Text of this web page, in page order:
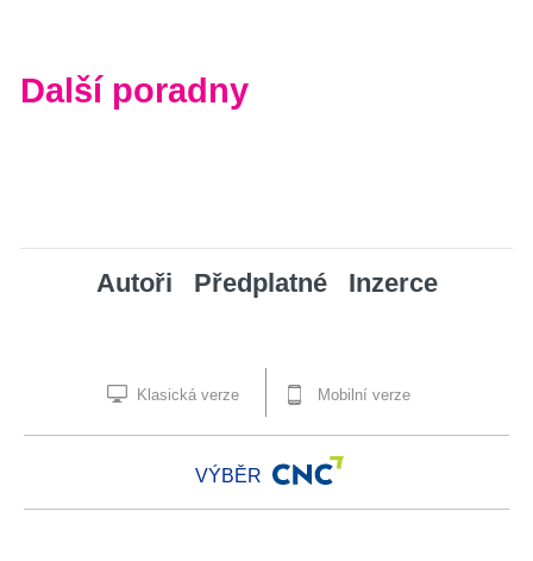
Další poradny
Autoři Předplatné Inzerce
Klasická verze Mobilní verze
VÝBĚR